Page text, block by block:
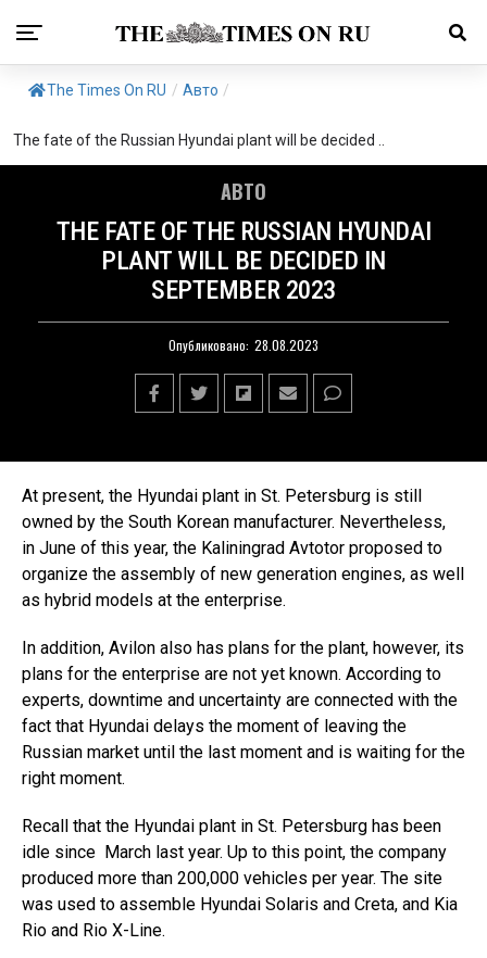
The Times On RU / Авто /
The fate of the Russian Hyundai plant will be decided ..
АВТО
THE FATE OF THE RUSSIAN HYUNDAI
PLANT WILL BE DECIDED IN
SEPTEMBER 2023
Опубликовано: 28.08.2023
At present, the Hyundai plant in St. Petersburg is still
owned by the South Korean manufacturer. Nevertheless,
in June of this year, the Kaliningrad Avtotor proposed to
organize the assembly of new generation engines, as well
as hybrid models at the enterprise.
In addition, Avilon also has plans for the plant, however, its
plans for the enterprise are not yet known. According to
experts, downtime and uncertainty are connected with the
fact that Hyundai delays the moment of leaving the
Russian market until the last moment and is waiting for the
right moment.
Recall that the Hyundai plant in St. Petersburg has been
idle since March last year. Up to this point, the company
produced more than 200,000 vehicles per year. The site
was used to assemble Hyundai Solaris and Creta, and Kia
Rio and Rio X-Line.